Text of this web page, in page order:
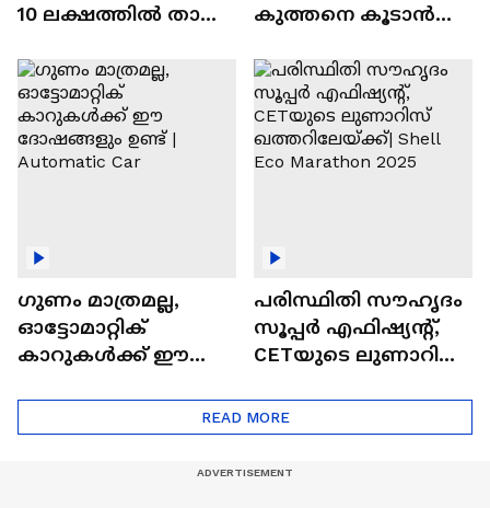
10 ലക്ഷത്തിൽ താഴെ
ഓട്ടോമാറ്റിക്ക്
എസ്‍യുവികൾ
കുത്തനെ കൂടാൻ
ഗുണം മാത്രമല്ല,
ഓട്ടോമാറ്റിക്
കാറുകൾക്ക് ഈ
പരിസ്ഥിതി സൗഹൃദം
സൂപ്പർ എഫിഷ്യന്റ്,
CETയുടെ ലുണാറിസ്
Eco Marathon 2025
READ MORE